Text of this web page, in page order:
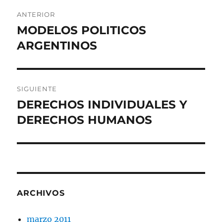
de
entradas
ANTERIOR
Entrada
anterior:
MODELOS POLITICOS
ARGENTINOS
SIGUIENTE
Entrada
siguiente:
DERECHOS INDIVIDUALES Y
DERECHOS HUMANOS
ARCHIVOS
marzo 2011